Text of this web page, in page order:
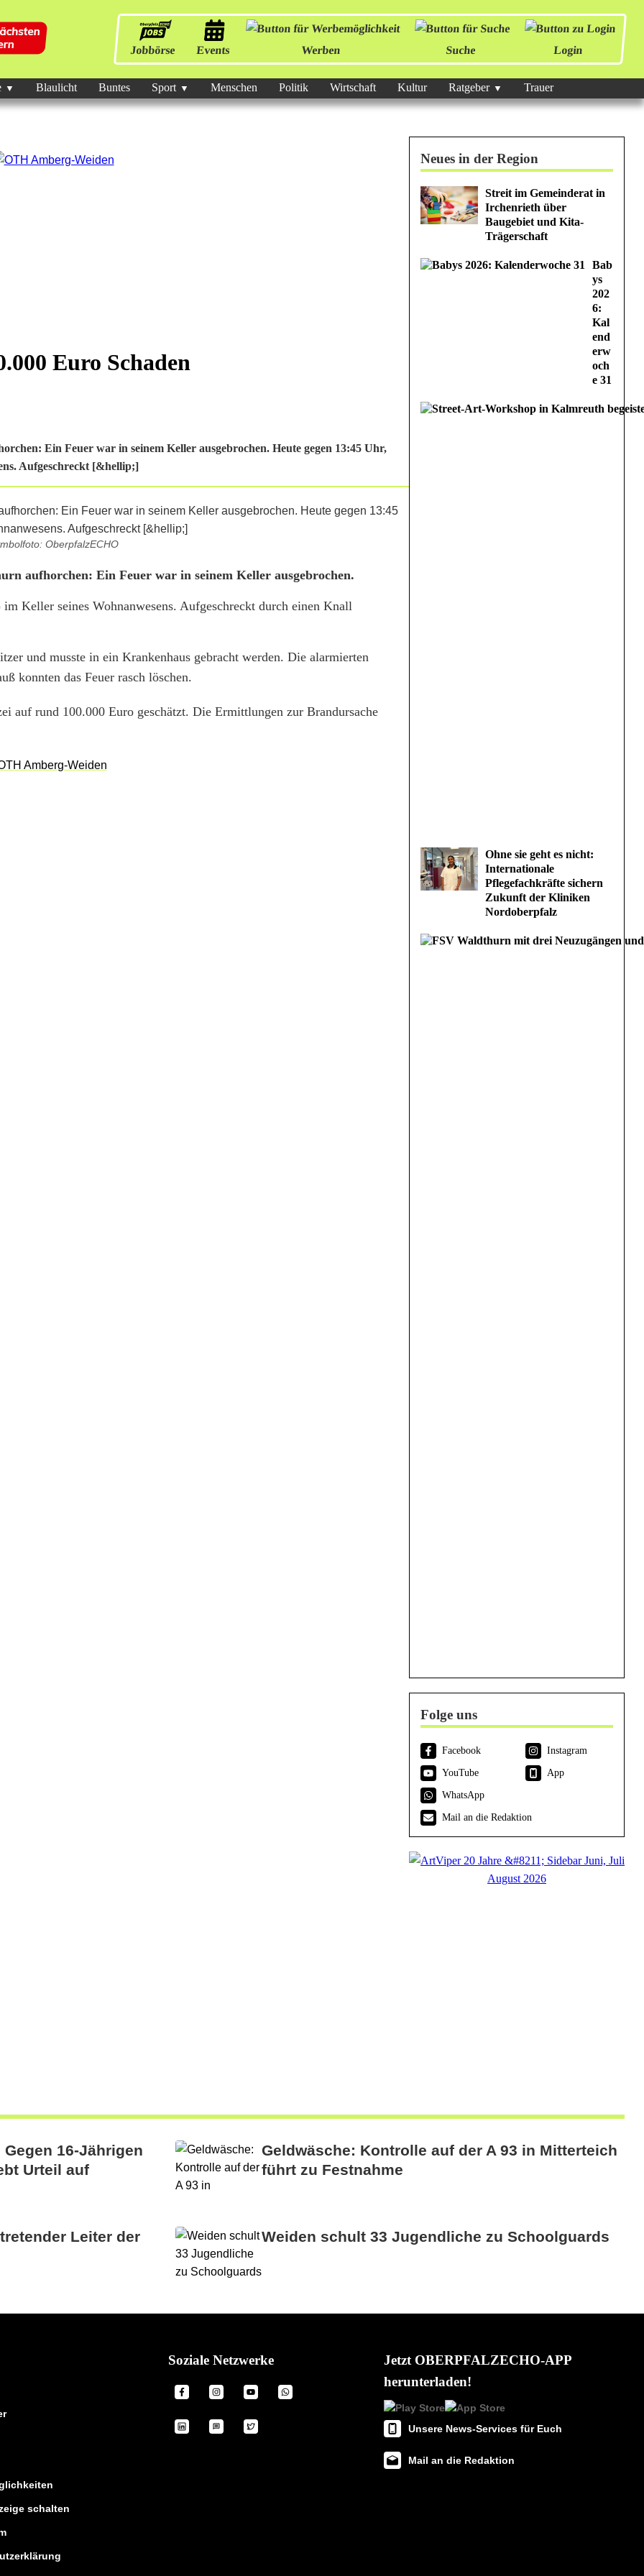
Jobbörse Events Werben Suche Login
Blaulicht Buntes Sport Menschen Politik Wirtschaft Kultur Ratgeber Trauer
Euro Schaden
Ein Feuer war in seinem Keller ausgebrochen. Heute gegen 13:45 Uhr,
Aufgeschreckt [&hellip;]
OberpfalzECHO
aufhorchen: Ein Feuer war in seinem Keller ausgebrochen.
Keller seines Wohnanwesens. Aufgeschreckt durch einen Knall
und musste in ein Krankenhaus gebracht werden. Die alarmierten
konnten das Feuer rasch löschen.
auf rund 100.000 Euro geschätzt. Die Ermittlungen zur Brandursache
Neues in der Region
Streit im Gemeinderat in
Irchenrieth über
Baugebiet und Kita-
Trägerschaft
Bab
ys
202
6:
Kal
end
erw
och
e 31
Ohne sie geht es nicht:
Internationale
Pflegefachkräfte sichern
Zukunft der Kliniken
Nordoberpfalz
Folge uns
Facebook
Instagram
YouTube
App
WhatsApp
Mail an die Redaktion
16-Jährigen
Urteil auf
Geldwäsche: Kontrolle auf der A 93 in Mitterteich
führt zu Festnahme
Leiter der
Weiden schult 33 Jugendliche zu Schoolguards
schalten
Soziale Netzwerke
Jetzt OBERPFALZECHO-APP
herunterladen!
Unsere News-Services für Euch
Mail an die Redaktion